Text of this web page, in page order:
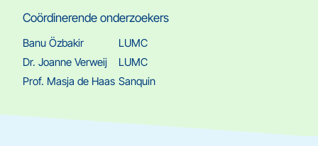
Coördinerende onderzoekers
Banu Özbakir
LUMC
Dr. Joanne Verweij
LUMC
Prof. Masja de Haas Sanquin